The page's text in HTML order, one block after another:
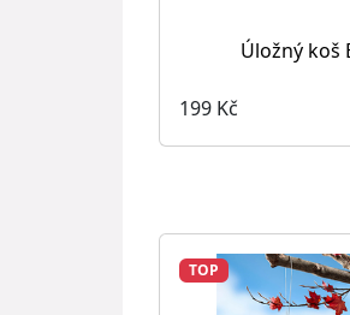
Úložný koš
199 Kč
TOP